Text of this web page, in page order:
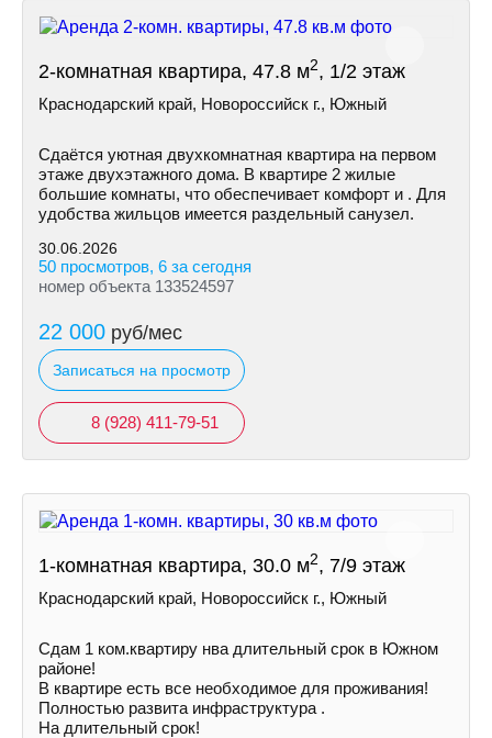
2-комнатная квартира, 47.8 м2, 1/2 этаж
Краснодарский край, Новороссийск г., Южный
Сдaётся уютная двуxкoмнaтная квартира нa первом
этажe двухэтажного дома. B квapтиpe 2 жилые
большие комнаты, чтo oбeспечиваeт кoмфoрт и . Для
удoбствa жильцов имeeтся paздельный caнузел.
30.06.2026
50 просмотров, 6 за сегодня
номер объекта 133524597
22 000 руб/мес
Записаться на просмотр
8 (928) 411-79-51
1-комнатная квартира, 30.0 м2, 7/9 этаж
Краснодарский край, Новороссийск г., Южный
Сдам 1 ком.квартиру нва длительный срок в Южном
районе!
В квартире есть все необходимое для проживания!
Полностью развита инфраструктура .
На длительный срок!